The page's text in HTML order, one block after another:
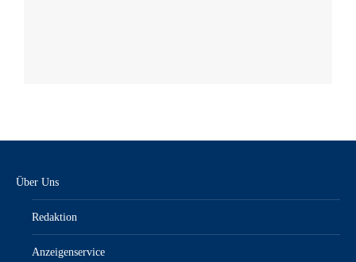
Über Uns
Redaktion
Anzeigenservice